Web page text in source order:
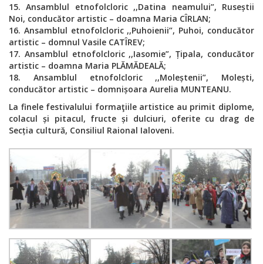
15. Ansamblul etnofolcloric ,,Datina neamului”, Ruseștii
Noi, conducător artistic – doamna Maria CÎRLAN;
16. Ansamblul etnofolcloric ,,Puhoienii”, Puhoi, conducător
artistic – domnul Vasile CATÎREV;
17. Ansamblul etnofolcloric ,,Iasomie”, Țipala, conducător
artistic – doamna Maria PLĂMĂDEALĂ;
18. Ansamblul etnofolcloric ,,Moleștenii”, Molești,
conducător artistic – domnișoara Aurelia MUNTEANU.
La finele festivalului formaţiile artistice au primit diplome,
colacul și pitacul, fructe și dulciuri, oferite cu drag de
Secția cultură, Consiliul Raional Ialoveni.